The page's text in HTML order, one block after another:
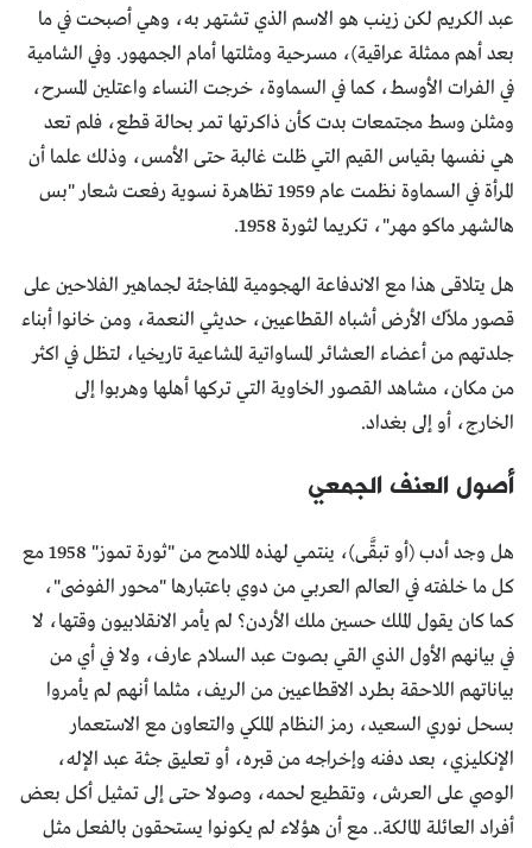
عبد الكريم لكن زينب هو الاسم الذي تشتهر به، وهي أصبحت في ما
بعد أهم ممثلة عراقية)، مسرحية ومثلتها أمام الجمهور. وفي الشامية
في الفرات الأوسط، كما في السماوة، خرجت النساء واعتلين المسرح،
ومثلن وسط مجتمعات بدت كأن ذاكرتها تمر بحالة قطع، فلم تعد
هي نفسها بقياس القيم التي ظلت غالبة حتى الأمس، وذلك علما أن
المرأة في السماوة نظمت عام 1959 تظاهرة نسوية رفعت شعار "بس
هالشهر ماكو مهر"، تكريما لثورة 1958.
هل يتلاقى هذا مع الاندفاعة الهجومية المفاجئة لجماهير الفلاحين على
قصور ملاّك الأرض أشباه القطاعيين، حديثي النعمة، ومن خانوا أبناء
جلدتهم من أعضاء العشائر المساواتية المشاعية تاريخيا، لتظل في اكثر
من مكان، مشاهد القصور الخاوية التي تركها أهلها وهربوا إلى
الخارج، أو إلى بغداد.
أصول العنف الجمعي
هل وجد أدب (أو تبقَّى)، ينتمي لهذه الملامح من "ثورة تموز" 1958 مع
كل ما خلفته في العالم العربي من دوي باعتبارها "محور الفوضى"،
كما كان يقول الملك حسين ملك الأردن؟ لم يأمر الانقلابيون وقتها، لا
في بيانهم الأول الذي القي بصوت عبد السلام عارف، ولا في أي من
بياناتهم اللاحقة بطرد الاقطاعيين من الريف، مثلما أنهم لم يأمروا
بسحل نوري السعيد، رمز النظام الملكي والتعاون مع الاستعمار
الإنكليزي، بعد دفنه وإخراجه من قبره، أو تعليق جثة عبد الإله،
الوصي على العرش، وتقطيع لحمه، وصولا حتى إلى تمثيل أكل بعض
أفراد العائلة المالكة.. مع أن هؤلاء لم يكونوا يستحقون بالفعل مثل